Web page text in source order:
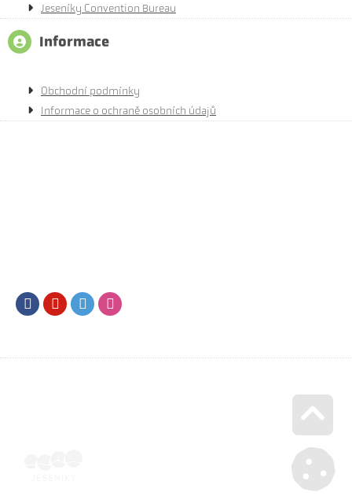
Jeseníky Convention Bureau
Informace
Obchodní podmínky
Informace o ochraně osobních údajů
FacebookYoutubeTwitter
Go